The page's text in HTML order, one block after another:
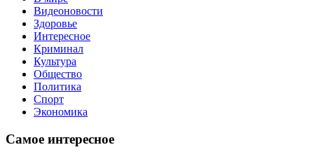
Видеоновости
Здоровье
Интересное
Криминал
Культура
Общество
Политика
Спорт
Экономика
Самое интересное